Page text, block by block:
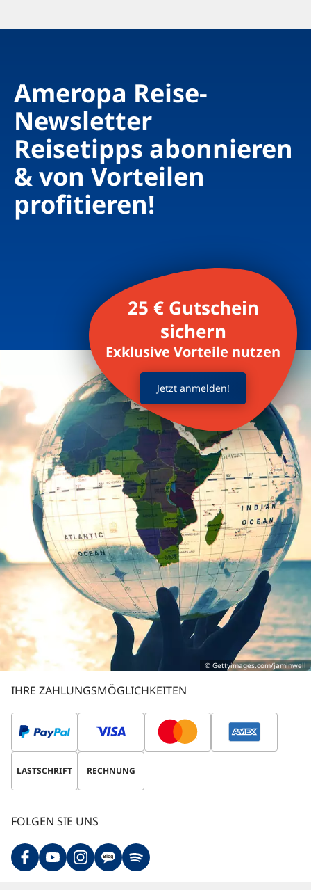
Ameropa Reise-
Newsletter
Reisetipps abonnieren
& von Vorteilen
profitieren!
25 € Gutschein
sichern
Exklusive Vorteile nutzen
Jetzt anmelden!
© Gettyimages.com/jaminwell
IHRE ZAHLUNGSMÖGLICHKEITEN
LASTSCHRIFT RECHNUNG
FOLGEN SIE UNS
Blog